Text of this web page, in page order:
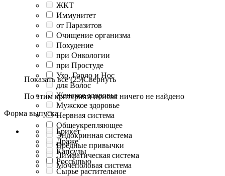
ЖКТ
Иммунитет
от Паразитов
Очищение организма
Похудение
при Онкологии
при Простуде
Ухо, Горло и Нос
для Волос
Женское здоровье
Мужское здоровье
Нервная система
Общеукрепляющее
Эндокринная система
Вредные привычки
Лимфатическая система
Мочеполовая система
Показать все (25)Свернуть
По этим критериям поиска ничего не найдено
Форма выпуска
Брикет
Драже
Капсулы
Россыпью
Сырье растительное